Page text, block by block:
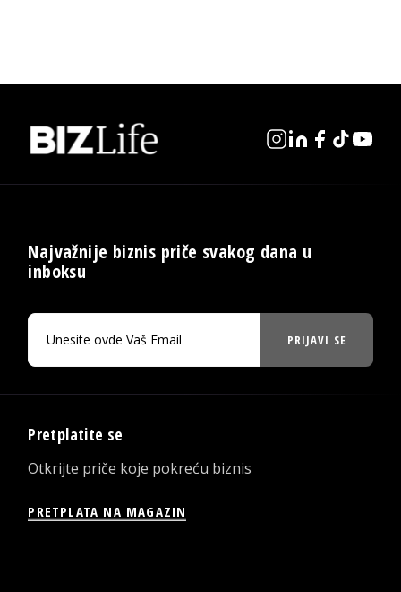
Najvažnije biznis priče svakog dana u
inboksu
PRIJAVI SE
Pretplatite se
Otkrijte priče koje pokreću biznis
PRETPLATA NA MAGAZIN